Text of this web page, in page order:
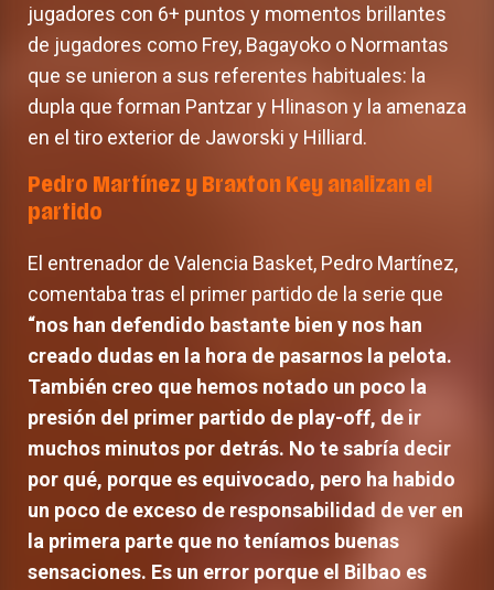
jugadores con 6+ puntos y momentos brillantes
de jugadores como Frey, Bagayoko o Normantas
que se unieron a sus referentes habituales: la
dupla que forman Pantzar y Hlinason y la amenaza
en el tiro exterior de Jaworski y Hilliard.
Pedro Martínez y Braxton Key analizan el
partido
El entrenador de Valencia Basket, Pedro Martínez,
comentaba tras el primer partido de la serie que
“nos han defendido bastante bien y nos han
creado dudas en la hora de pasarnos la pelota.
También creo que hemos notado un poco la
presión del primer partido de play-off, de ir
muchos minutos por detrás. No te sabría decir
por qué, porque es equivocado, pero ha habido
un poco de exceso de responsabilidad de ver en
la primera parte que no teníamos buenas
sensaciones. Es un error porque el Bilbao es